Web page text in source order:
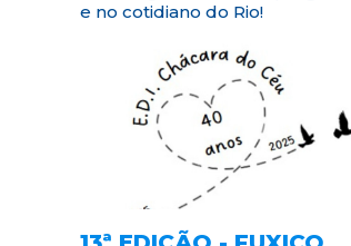
e no cotidiano do Rio!